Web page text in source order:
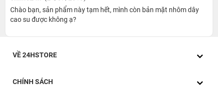
người dùng không cần nhất thiết phải mua dây mới mà
có thể dùng của Series 3 để đeo cho Series 4 vô cùng
tương thích nếu họ muốn.
Chào bạn, sản phẩm này tạm hết, mình còn bản mặt nhôm dây
cao su được không ạ?
VỀ 24HSTORE
CHÍNH SÁCH